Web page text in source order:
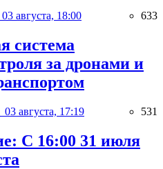
03 августа, 18:00 633
система
за дронами и
03 августа, 17:19 531
С 16:00 31 июля